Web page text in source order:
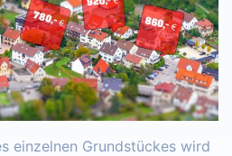
einzelnen Grundstückes wird